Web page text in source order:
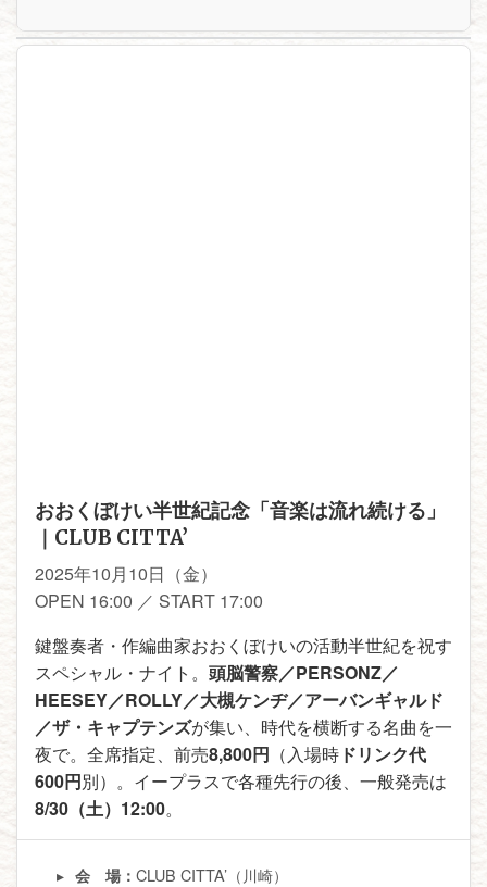
おおくぼけい半世紀記念「音楽は流れ続ける」
｜CLUB CITTA’
2025年10月10日（金）
OPEN 16:00 ／ START 17:00
鍵盤奏者・作編曲家おおくぼけいの活動半世紀を祝す
スペシャル・ナイト。 頭脳警察／PERSONZ／
HEESEY／ROLLY／大槻ケンヂ／アーバンギャルド
／ザ・キャプテンズが集い、時代を横断する名曲を一
夜で。全席指定、前売8,800円 （入場時 ドリンク代
600円別）。イープラスで各種先行の後、一般発売は
8/30（土）12:00。
会 場：CLUB CITTA’（川崎）